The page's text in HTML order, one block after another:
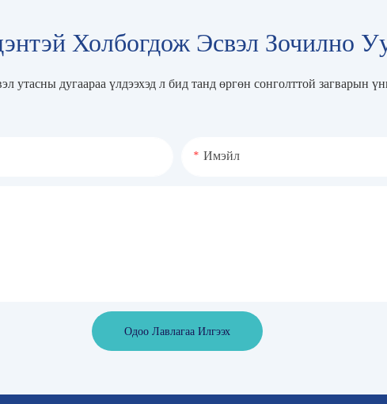
Холбогдож Эсвэл Зочилно
утасны дугаараа үлдээхэд л бид танд өргөн сонголттой загварын
Имэйл
Одоо Лавлагаа Илгээх